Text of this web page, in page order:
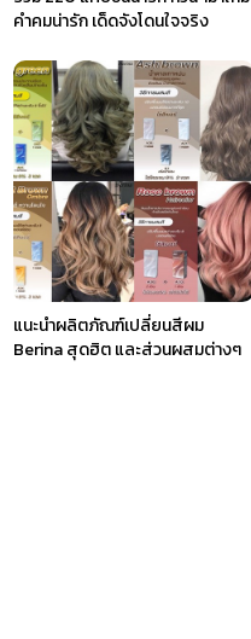
คำคมน่ารัก เด็ดจังโดนใจจริง
แนะนำผลิตภัณฑ์เปลี่ยนสีผม
Berina สุดฮิต และส่วนผสมต่างๆ